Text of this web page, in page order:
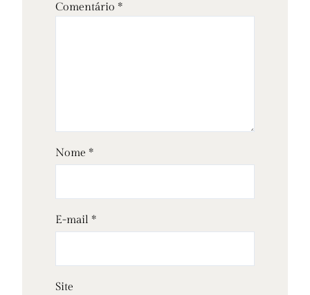
Comentário *
Nome *
E-mail *
Site